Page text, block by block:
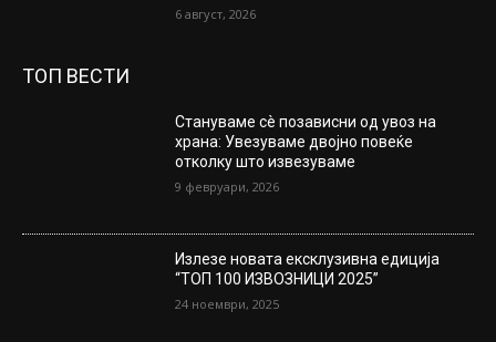
6 август, 2026
ТОП ВЕСТИ
Стануваме сè позависни од увоз на
храна: Увезуваме двојно повеќе
отколку што извезуваме
9 февруари, 2026
Излезе новата ексклузивна едиција
“ТОП 100 ИЗВОЗНИЦИ 2025”
24 ноември, 2025